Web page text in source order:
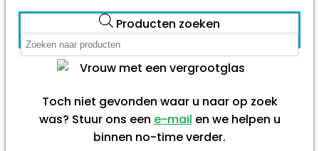
Producten zoeken
Toch niet gevonden waar u naar op zoek
was? Stuur ons een e-mail en we helpen u
binnen no-time verder.